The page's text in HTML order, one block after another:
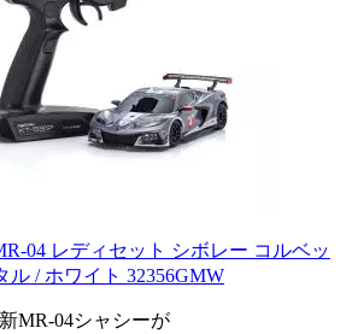
04 レディセット シボレー コルベッ
ル / ホワイト 32356GMW
MR-04シャシーが